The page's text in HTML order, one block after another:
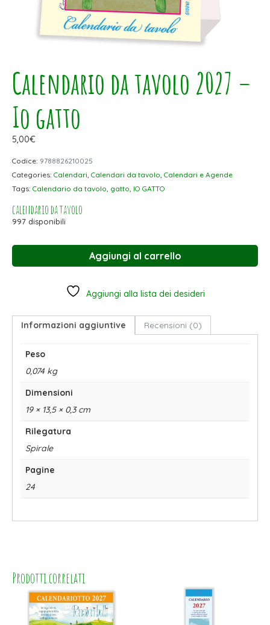
Calendario da tavolo 2027 –
Io gatto
5,00€
Codice: 9788826210025
Categories: Calendari, Calendari da tavolo, Calendari e Agende
Tags: Calendario da tavolo, gatto, IO GATTO
calendario da tavolo
997 disponibili
Aggiungi al carrello
Aggiungi alla lista dei desideri
Informazioni aggiuntive Recensioni (0)
Peso
0,074 kg
Dimensioni
19 × 13,5 × 0,3 cm
Rilegatura
Spirale
Pagine
24
Prodotti correlati